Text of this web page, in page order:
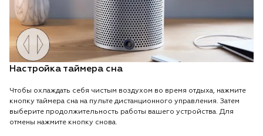
Настройка таймера сна
Чтобы охлаждать себя чистым воздухом во время отдыха, нажмите
кнопку таймера сна на пульте дистанционного управления. Затем
выберите продолжительность работы вашего устройства. Для
отмены нажмите кнопку снова.